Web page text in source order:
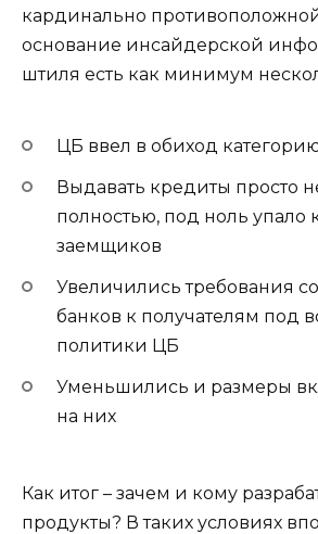
кардинально
основание инсайдерской
штиля есть как минимум
ЦБ ввел в обиход
Выдавать кредиты просто
полностью, под ноль упало
заемщиков
Увеличились требования
банков к получателям под
политики ЦБ
Уменьшились и размеры
на них
Как итог – зачем и кому
продукты? В таких условиях